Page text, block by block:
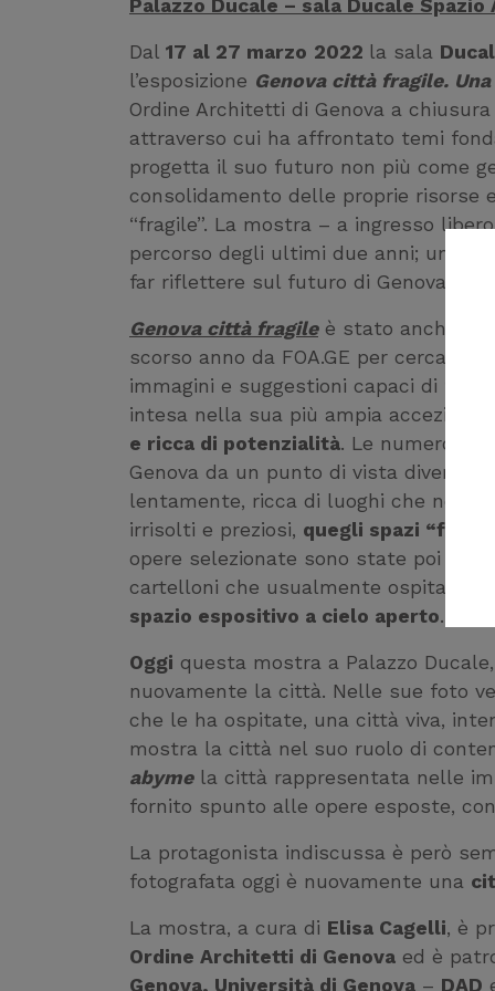
Palazzo Ducale – sala Ducale
Dal 17 al 27 marzo 2022 la sala
l’esposizione Genova città fragile.
Ordine Architetti di Genova a
attraverso cui ha affrontato temi
progetta il suo futuro non più come
consolidamento delle proprie risorse
“fragile”. La mostra – a ingresso
percorso degli ultimi due anni; un
far riflettere sul futuro di Genova.
Genova città fragileè stato anche il
scorso anno da FOA.GE per cercare,
immagini e suggestioni capaci di far
intesa nella sua più ampia accezione
e ricca di potenzialità. Le numerose
Genova da un punto di vista diverso.
lentamente, ricca di luoghi che non si
irrisolti e preziosi, quegli spazi
opere selezionate sono state poi
cartelloni che usualmente ospitano
spazio espositivo a cielo aperto.
Oggi questa mostra a Palazzo
nuovamente la città. Nelle sue foto
che le ha ospitate, una città viva,
mostra la città nel suo ruolo di
abymela città rappresentata nelle
fornito spunto alle opere esposte,
La protagonista indiscussa è però
fotografata oggi è nuovamente una
La mostra, a cura di Elisa Cagelli, è
Ordine Architetti di Genova ed è
Genova, Università di Genova – DAD